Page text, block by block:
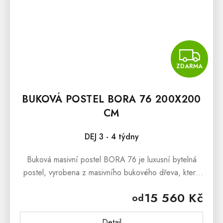
ZDARMA
BUKOVÁ POSTEL BORA 76 200X200
CM
DEJ 3 - 4 týdny
od15 560 Kč
Buková masivní postel BORA 76 je luxusní bytelná
postel, vyrobena z masivního bukového dřeva, která
provedenímBuková masivní...